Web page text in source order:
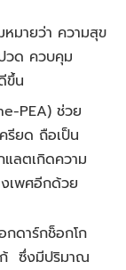
มายว่า ความสุข
วด ควบคุม
ขึ้น
PEA) ช่วย
รียด ถือเป็น
แลตเกิดความ
เพศอีกด้วย
กดาร์กช็อกโก
ก้ ซึ่งมีปริมาณ